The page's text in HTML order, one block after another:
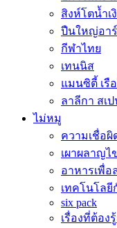
สิงห์โตน้ำเ
ปืนใหญ่อา
กีฬาไทย
เทนนิส
แมนซิตี้ เรื
ลาลีกา สเ
ไม่หมู
ความเชื่อ
เผาผลาญไ
อาหารเพื่
เทคโนโล
six pack
เรื่องที่ต้อง